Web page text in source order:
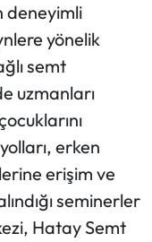
deneyimli
yönelik
semt
uzmanları
erken
erişim ve
seminerler
Hatay Semt